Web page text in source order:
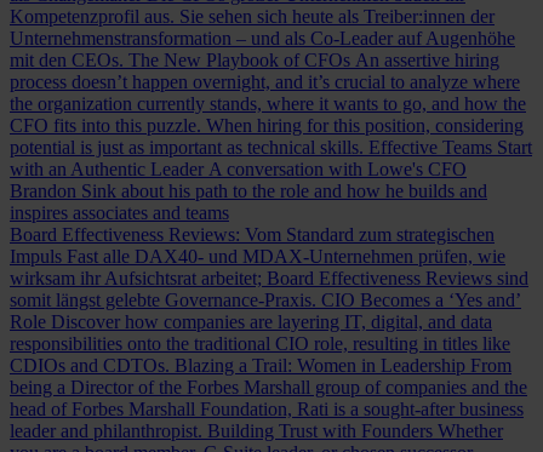
Kompetenzprofil aus. Sie sehen sich heute als Treiber:innen der
Unternehmenstransformation – und als Co-Leader auf Augenhöhe
mit den CEOs. The New Playbook of CFOs An assertive hiring
process doesn’t happen overnight, and it’s crucial to analyze where
the organization currently stands, where it wants to go, and how the
CFO fits into this puzzle. When hiring for this position, considering
potential is just as important as technical skills. Effective Teams Start
with an Authentic Leader A conversation with Lowe's CFO
Brandon Sink about his path to the role and how he builds and
inspires associates and teams
Board Effectiveness Reviews: Vom Standard zum strategischen
Impuls Fast alle DAX40- und MDAX-Unternehmen prüfen, wie
wirksam ihr Aufsichtsrat arbeitet; Board Effectiveness Reviews sind
somit längst gelebte Governance-Praxis. CIO Becomes a ‘Yes and’
Role Discover how companies are layering IT, digital, and data
responsibilities onto the traditional CIO role, resulting in titles like
CDIOs and CDTOs. Blazing a Trail: Women in Leadership From
being a Director of the Forbes Marshall group of companies and the
head of Forbes Marshall Foundation, Rati is a sought-after business
leader and philanthropist. Building Trust with Founders Whether